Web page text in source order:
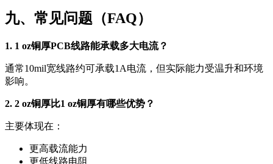
九、常见问题（FAQ）
1. 1 oz铜厚PCB线路能承载多大电流？
通常10mil宽线路约可承载1A电流，但实际能力受温升和环境
影响。
2. 2 oz铜厚比1 oz铜厚有哪些优势？
主要体现在：
更高载流能力
更低线路电阻